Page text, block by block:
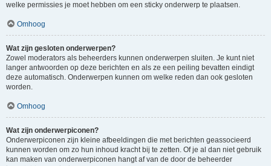
welke permissies je moet hebben om een sticky onderwerp te plaatsen.
Omhoog
Wat zijn gesloten onderwerpen?
Zowel moderators als beheerders kunnen onderwerpen sluiten. Je kunt niet
langer antwoorden op deze berichten en als ze een peiling bevatten eindigt
deze automatisch. Onderwerpen kunnen om welke reden dan ook gesloten
worden.
Omhoog
Wat zijn onderwerpiconen?
Onderwerpiconen zijn kleine afbeeldingen die met berichten geassocieerd
kunnen worden om zo hun inhoud kracht bij te zetten. Of je al dan niet gebruik
kan maken van onderwerpiconen hangt af van de door de beheerder